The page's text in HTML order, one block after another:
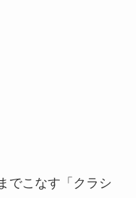
でこなす「クラシ